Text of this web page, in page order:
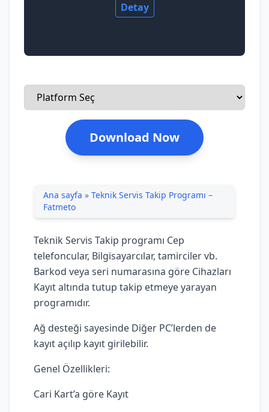
Detay
Download Now
Ana sayfa » Teknik Servis Takip Programı –
Fatmeto
Teknik Servis Takip programı Cep
telefoncular, Bilgisayarcılar, tamirciler vb.
Barkod veya seri numarasına göre Cihazları
Kayıt altında tutup takip etmeye yarayan
programıdır.
Ağ desteği sayesinde Diğer PC’lerden de
kayıt açılıp kayıt girilebilir.
Genel Özellikleri:
Cari Kart’a göre Kayıt